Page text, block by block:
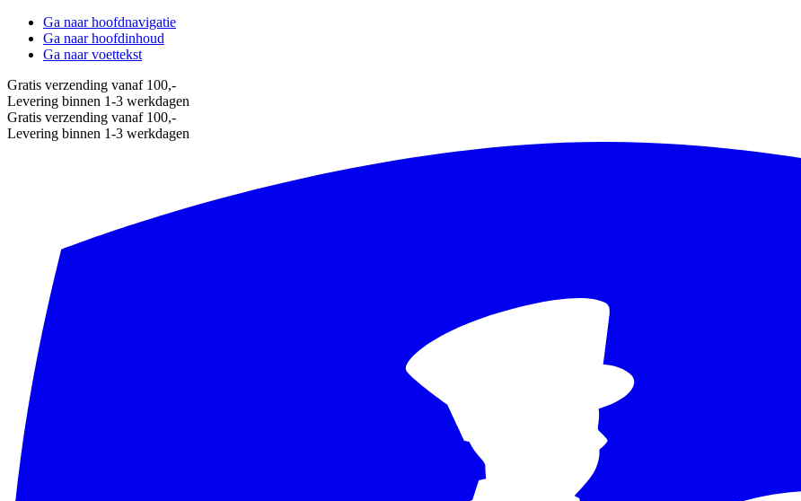
Ga naar hoofdnavigatie
Ga naar hoofdinhoud
Ga naar voettekst
Gratis verzending vanaf 100,-
Levering binnen 1-3 werkdagen
Gratis verzending vanaf 100,-
Levering binnen 1-3 werkdagen